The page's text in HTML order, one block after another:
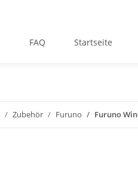
FAQ Startseite
Zubehör Furuno Furuno